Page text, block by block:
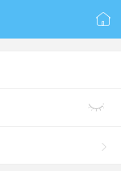


